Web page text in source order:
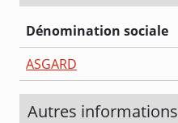
Dénomination sociale
ASGARD
Autres informations